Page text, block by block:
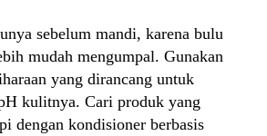
sebelum mandi, karena bulu
mudah mengumpal. Gunakan
yang dirancang untuk
kulitnya. Cari produk yang
dengan kondisioner berbasis